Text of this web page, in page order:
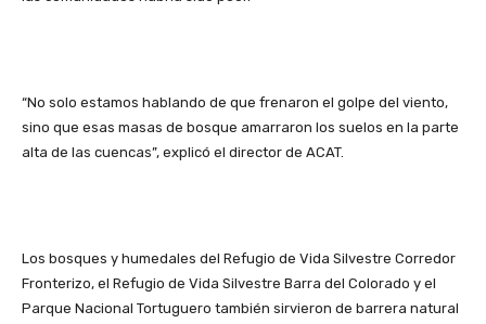
“No solo estamos hablando de que frenaron el golpe del viento,
sino que esas masas de bosque amarraron los suelos en la parte
alta de las cuencas”, explicó el director de ACAT.
Los bosques y humedales del Refugio de Vida Silvestre Corredor
Fronterizo, el Refugio de Vida Silvestre Barra del Colorado y el
Parque Nacional Tortuguero también sirvieron de barrera natural